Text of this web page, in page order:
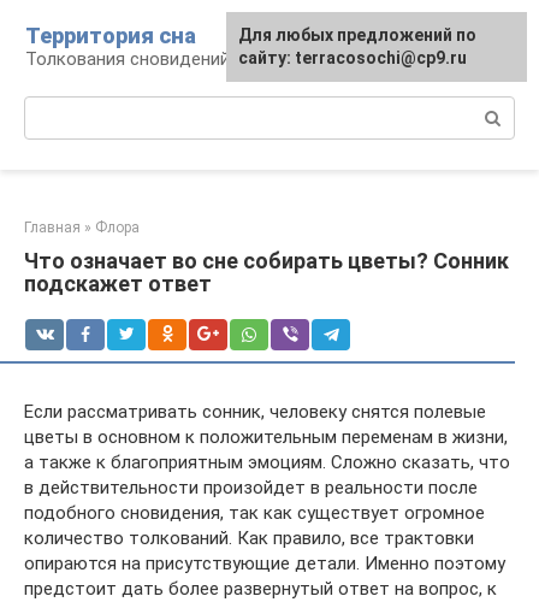
контенту
Территория сна
Толкования сновидений
Главная » Флора
Что означает во сне собирать цветы? Сонник
подскажет ответ
Если рассматривать сонник, человеку снятся полевые
цветы в основном к положительным переменам в жизни,
а также к благоприятным эмоциям. Сложно сказать, что
в действительности произойдет в реальности после
подобного сновидения, так как существует огромное
количество толкований. Как правило, все трактовки
опираются на присутствующие детали. Именно поэтому
предстоит дать более развернутый ответ на вопрос, к
Для любых предложений по
сайту: terracosochi@cp9.ru